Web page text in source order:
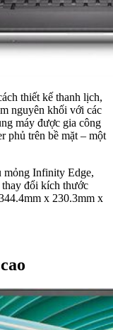
thiết kế thanh lịch,
nguyên khối với các
máy được gia công
phủ trên bề mặt – một
mỏng Infinity Edge,
đổi kích thước
x 230.3mm x